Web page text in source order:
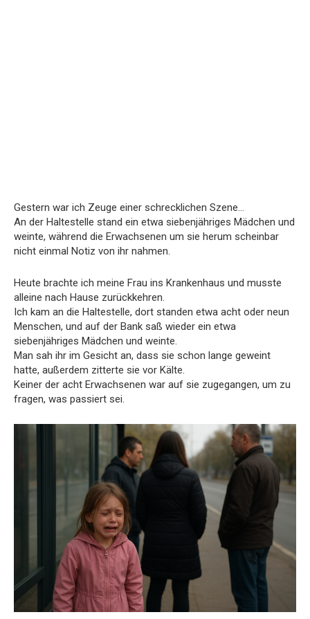
Gestern war ich Zeuge einer schrecklichen Szene…
An der Haltestelle stand ein etwa siebenjähriges Mädchen und
weinte, während die Erwachsenen um sie herum scheinbar
nicht einmal Notiz von ihr nahmen.
Heute brachte ich meine Frau ins Krankenhaus und musste
alleine nach Hause zurückkehren.
Ich kam an die Haltestelle, dort standen etwa acht oder neun
Menschen, und auf der Bank saß wieder ein etwa
siebenjähriges Mädchen und weinte.
Man sah ihr im Gesicht an, dass sie schon lange geweint
hatte, außerdem zitterte sie vor Kälte.
Keiner der acht Erwachsenen war auf sie zugegangen, um zu
fragen, was passiert sei.